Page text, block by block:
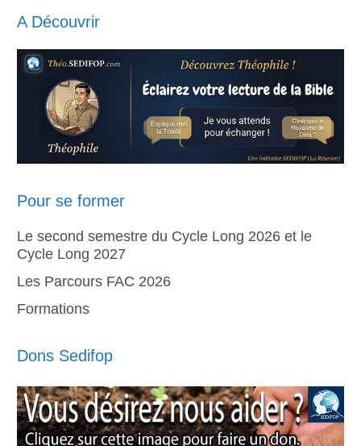
A Découvrir
Pour se former
Le second semestre du Cycle Long 2026 et le
Cycle Long 2027
Les Parcours FAC 2026
Formations
Dons Sedifop